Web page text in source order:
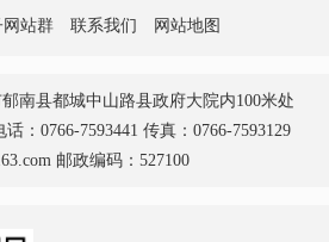
网站群 联系我们 网站地图
南县都城中山路县政府大院内100米处
：0766-7593441 传真：0766-7593129
邮政编码：527100